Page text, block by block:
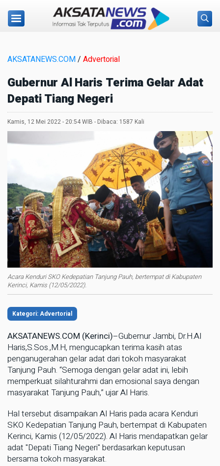
AKSATANEWS.COM/ Advertorial
Gubernur Al Haris Terima Gelar Adat
Depati Tiang Negeri
Kamis, 12 Mei 2022 - 20:54 WIB - Dibaca: 1587 Kali
Acara Kenduri SKO Kedepatian Tanjung Pauh, bertempat di Kabupaten
Kerinci, Kamis (12/05/2022).
Kategori: Advertorial
AKSATANEWS.COM (Kerinci)–Gubernur Jambi, Dr.H.Al
Haris,S.Sos.,M.H, mengucapkan terima kasih atas
penganugerahan gelar adat dari tokoh masyarakat
Tanjung Pauh. “Semoga dengan gelar adat ini, lebih
memperkuat silahturahmi dan emosional saya dengan
masyarakat Tanjung Pauh,” ujar Al Haris.
Hal tersebut disampaikan Al Haris pada acara Kenduri
SKO Kedepatian Tanjung Pauh, bertempat di Kabupaten
Kerinci, Kamis (12/05/2022). Al Haris mendapatkan gelar
adat "Depati Tiang Negeri" berdasarkan keputusan
bersama tokoh masyarakat.